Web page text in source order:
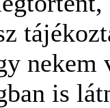
nekem
is